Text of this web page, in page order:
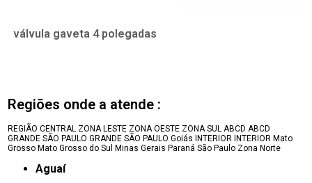
válvula gaveta 4 polegadas
Regiões onde a atende :
REGIÃO CENTRAL ZONA LESTE ZONA OESTE ZONA SUL ABCD ABCD
GRANDE SÃO PAULO GRANDE SÃO PAULO Goiás INTERIOR INTERIOR Mato
Grosso Mato Grosso do Sul Minas Gerais Paraná São Paulo Zona Norte
Aguaí